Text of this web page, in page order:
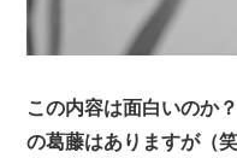
この内容は面白いのか
の葛藤はありますが（